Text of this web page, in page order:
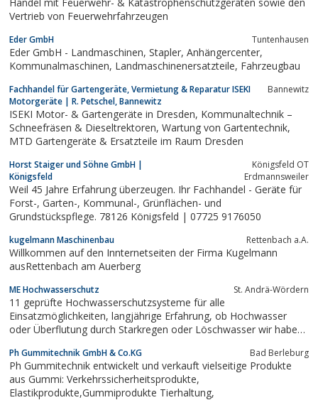
Vertrieb von Feuerwehrfahrzeugen
Eder GmbH Tuntenhausen
Eder GmbH - Landmaschinen, Stapler, Anhängercenter,
Kommunalmaschinen, Landmaschinenersatzteile, Fahrzeugbau
Fachhandel für Gartengeräte, Vermietung & Reparatur ISEKI
Motorgeräte | R. Petschel, Bannewitz
Bannewitz
ISEKI Motor- & Gartengeräte in Dresden, Kommunaltechnik –
Schneefräsen & Dieseltrektoren, Wartung von Gartentechnik,
MTD Gartengeräte & Ersatzteile im Raum Dresden
Horst Staiger und Söhne GmbH |
Königsfeld
Königsfeld OT
Erdmannsweiler
Weil 45 Jahre Erfahrung überzeugen. Ihr Fachhandel - Geräte für
Forst-, Garten-, Kommunal-, Grünflächen- und
Grundstückspflege. 78126 Königsfeld | 07725 9176050
kugelmann Maschinenbau Rettenbach a.A.
Willkommen auf den Innternetseiten der Firma Kugelmann
ausRettenbach am Auerberg
ME Hochwasserschutz St. Andrä-Wördern
11 geprüfte Hochwasserschutzsysteme für alle
Einsatzmöglichkeiten, langjährige Erfahrung, ob Hochwasser
oder Überflutung durch Starkregen oder Löschwasser wir haben
Ph Gummitechnik GmbH & Co.KG Bad Berleburg
Ph Gummitechnik entwickelt und verkauft vielseitige Produkte
aus Gummi: Verkehrssicherheitsprodukte,
Elastikprodukte,Gummiprodukte Tierhaltung,